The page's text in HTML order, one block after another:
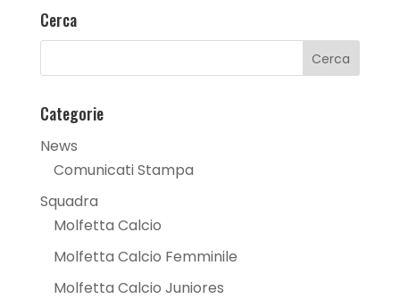
Cerca
Categorie
News
Comunicati Stampa
Squadra
Molfetta Calcio
Molfetta Calcio Femminile
Molfetta Calcio Juniores